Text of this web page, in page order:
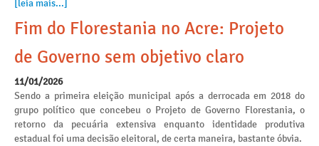
[leia mais...]
Fim do Florestania no Acre: Projeto
de Governo sem objetivo claro
11/01/2026
Sendo a primeira eleição municipal após a derrocada em 2018 do
grupo político que concebeu o Projeto de Governo Florestania, o
retorno da pecuária extensiva enquanto identidade produtiva
estadual foi uma decisão eleitoral, de certa maneira, bastante óbvia.